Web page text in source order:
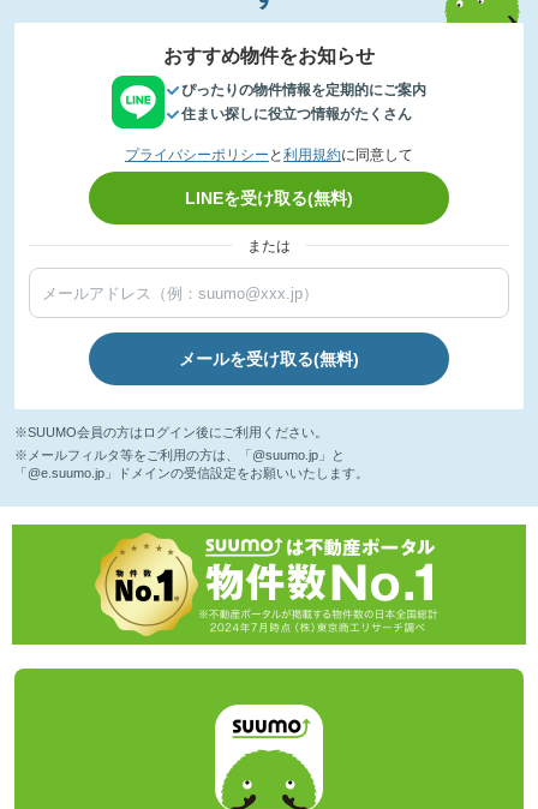
おすすめ物件をお知らせ
ぴったりの物件情報を定期的にご案内
住まい探しに役立つ情報がたくさん
プライバシーポリシー と 利用規約に同意して
LINEを受け取る(無料)
または
メールを受け取る(無料)
※SUUMO会員の方はログイン後にご利用ください。
※メールフィルタ等をご利用の方は、「@suumo.jp」と
「@e.suumo.jp」ドメインの受信設定をお願いいたします。